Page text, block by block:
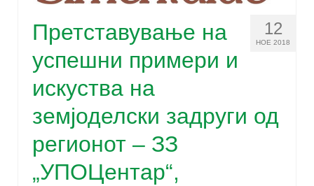
12
НОЕ 2018
Претставување на
успешни примери и
искуства на
земјоделски задруги од
регионот – ЗЗ
„УПОЦентар“,